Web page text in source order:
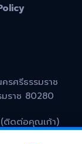
รศรีธรรมราช
มราช 80280
(ติดต่อคุณเก้า)